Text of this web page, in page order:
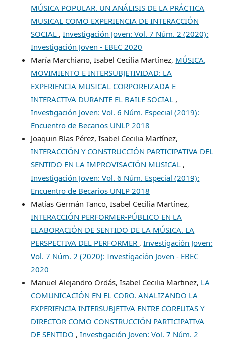
MÚSICA POPULAR. UN ANÁLISIS DE LA PRÁCTICA
MUSICAL COMO EXPERIENCIA DE INTERACCIÓN
SOCIAL ,Investigación Joven: Vol. 7 Núm. 2 (2020):
Investigación Joven - EBEC 2020
María Marchiano, Isabel Cecilia Martínez, MÚSICA,
MOVIMIENTO E INTERSUBJETIVIDAD: LA
EXPERIENCIA MUSICAL CORPOREIZADA E
INTERACTIVA DURANTE EL BAILE SOCIAL ,
Investigación Joven: Vol. 6 Núm. Especial (2019):
Encuentro de Becarios UNLP 2018
Joaquin Blas Pérez, Isabel Cecilia Martínez,
INTERACCIÓN Y CONSTRUCCIÓN PARTICIPATIVA DEL
SENTIDO EN LA IMPROVISACIÓN MUSICAL ,
Investigación Joven: Vol. 6 Núm. Especial (2019):
Encuentro de Becarios UNLP 2018
Matías Germán Tanco, Isabel Cecilia Martínez,
INTERACCIÓN PERFORMER-PÚBLICO EN LA
ELABORACIÓN DE SENTIDO DE LA MÚSICA. LA
PERSPECTIVA DEL PERFORMER ,Investigación Joven:
Vol. 7 Núm. 2 (2020): Investigación Joven - EBEC
2020
Manuel Alejandro Ordás, Isabel Cecilia Martinez, LA
COMUNICACIÓN EN EL CORO. ANALIZANDO LA
EXPERIENCIA INTERSUBJETIVA ENTRE COREUTAS Y
DIRECTOR COMO CONSTRUCCIÓN PARTICIPATIVA
DE SENTIDO ,Investigación Joven: Vol. 7 Núm. 2